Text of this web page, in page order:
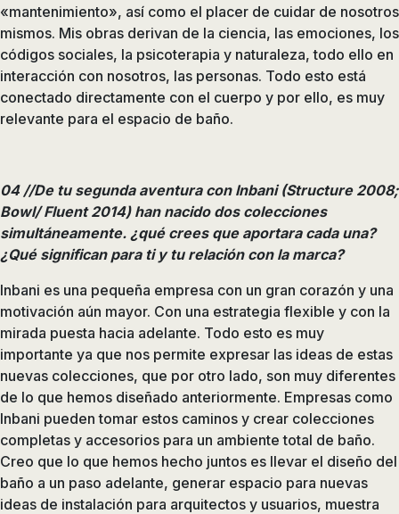
«mantenimiento», así como el placer de cuidar de nosotros
mismos. Mis obras derivan de la ciencia, las emociones, los
códigos sociales, la psicoterapia y naturaleza, todo ello en
interacción con nosotros, las personas. Todo esto está
conectado directamente con el cuerpo y por ello, es muy
relevante para el espacio de baño.
04 //De tu segunda aventura con Inbani (Structure 2008;
Bowl/ Fluent 2014) han nacido dos colecciones
simultáneamente. ¿qué crees que aportara cada una?
¿Qué significan para ti y tu relación con la marca?
Inbani es una pequeña empresa con un gran corazón y una
motivación aún mayor. Con una estrategia flexible y con la
mirada puesta hacia adelante. Todo esto es muy
importante ya que nos permite expresar las ideas de estas
nuevas colecciones, que por otro lado, son muy diferentes
de lo que hemos diseñado anteriormente. Empresas como
Inbani pueden tomar estos caminos y crear colecciones
completas y accesorios para un ambiente total de baño.
Creo que lo que hemos hecho juntos es llevar el diseño del
baño a un paso adelante, generar espacio para nuevas
ideas de instalación para arquitectos y usuarios, muestra